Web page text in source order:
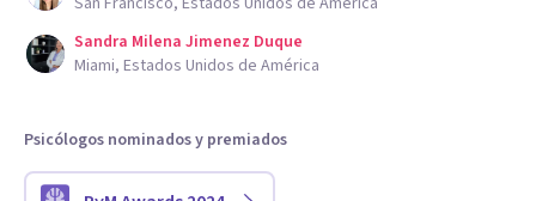
Sandra Milena Jimenez Duque
Miami, Estados Unidos de América
Psicólogos nominados y premiados